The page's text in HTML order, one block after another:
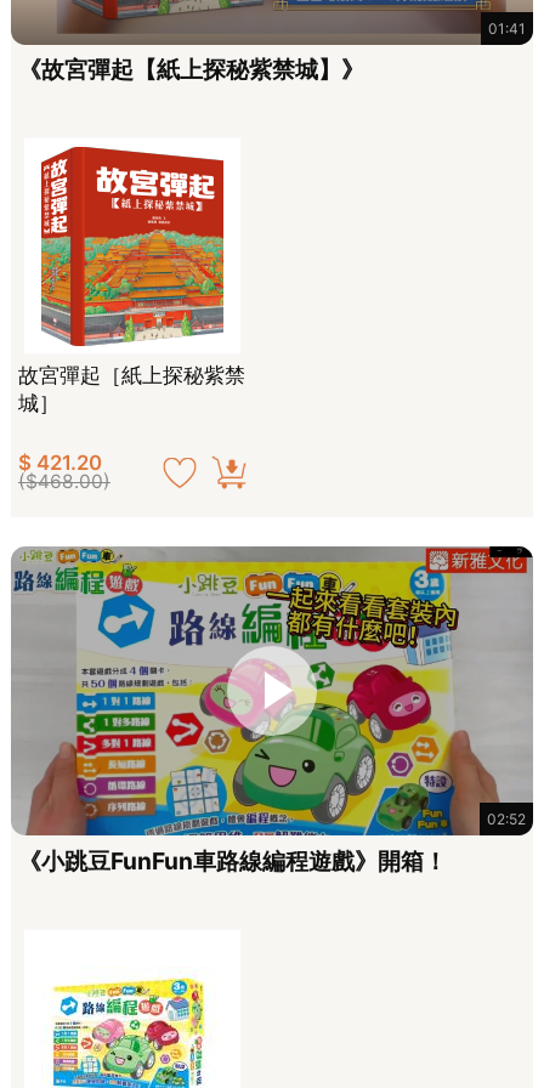
01:41
《故宮彈起【紙上探秘紫禁城】》
故宮彈起［紙上探秘紫禁
城］
$ 421.20
($468.00)
02:52
《小跳豆FunFun車路線編程遊戲》開箱！